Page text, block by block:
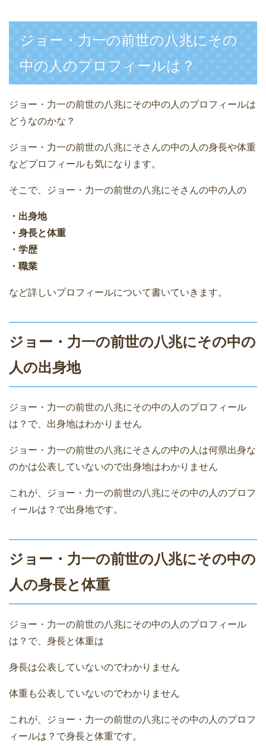
ジョー・力一の前世の八兆にその
中の人のプロフィールは？
ジョー・力一の前世の八兆にその中の人のプロフィールは
どうなのかな？
ジョー・力一の前世の八兆にそさんの中の人の身長や体重
などプロフィールも気になります。
そこで、ジョー・力一の前世の八兆にそさんの中の人の
・出身地
・身長と体重
・学歴
・職業
など詳しいプロフィールについて書いていきます。
ジョー・力一の前世の八兆にその中の
人の出身地
ジョー・力一の前世の八兆にその中の人のプロフィール
は？で、出身地はわかりません
ジョー・力一の前世の八兆にそさんの中の人は何県出身な
のかは公表していないので出身地はわかりません
これが、ジョー・力一の前世の八兆にその中の人のプロフ
ィールは？で出身地です。
ジョー・力一の前世の八兆にその中の
人の身長と体重
ジョー・力一の前世の八兆にその中の人のプロフィール
は？で、身長と体重は
身長は公表していないのでわかりません
体重も公表していないのでわかりません
これが、ジョー・力一の前世の八兆にその中の人のプロフ
ィールは？で身長と体重です。